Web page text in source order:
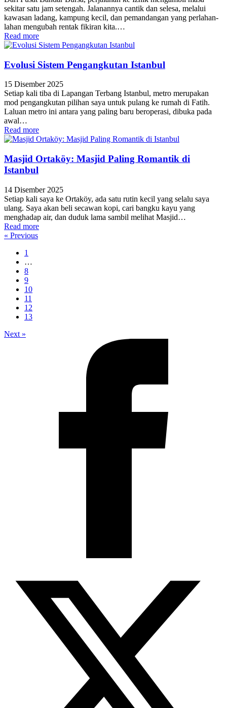
sekitar satu jam setengah. Jalanannya cantik dan selesa, melalui
kawasan ladang, kampung kecil, dan pemandangan yang perlahan-
lahan mengubah rentak fikiran kita.…
Read more
Evolusi Sistem Pengangkutan Istanbul
15 Disember 2025
Setiap kali tiba di Lapangan Terbang Istanbul, metro merupakan
mod pengangkutan pilihan saya untuk pulang ke rumah di Fatih.
Laluan metro ini antara yang paling baru beroperasi, dibuka pada
awal…
Read more
Masjid Ortaköy: Masjid Paling Romantik di
Istanbul
14 Disember 2025
Setiap kali saya ke Ortaköy, ada satu rutin kecil yang selalu saya
ulang. Saya akan beli secawan kopi, cari bangku kayu yang
menghadap air, dan duduk lama sambil melihat Masjid…
Read more
« Previous
1
…
8
9
10
11
12
13
Next »